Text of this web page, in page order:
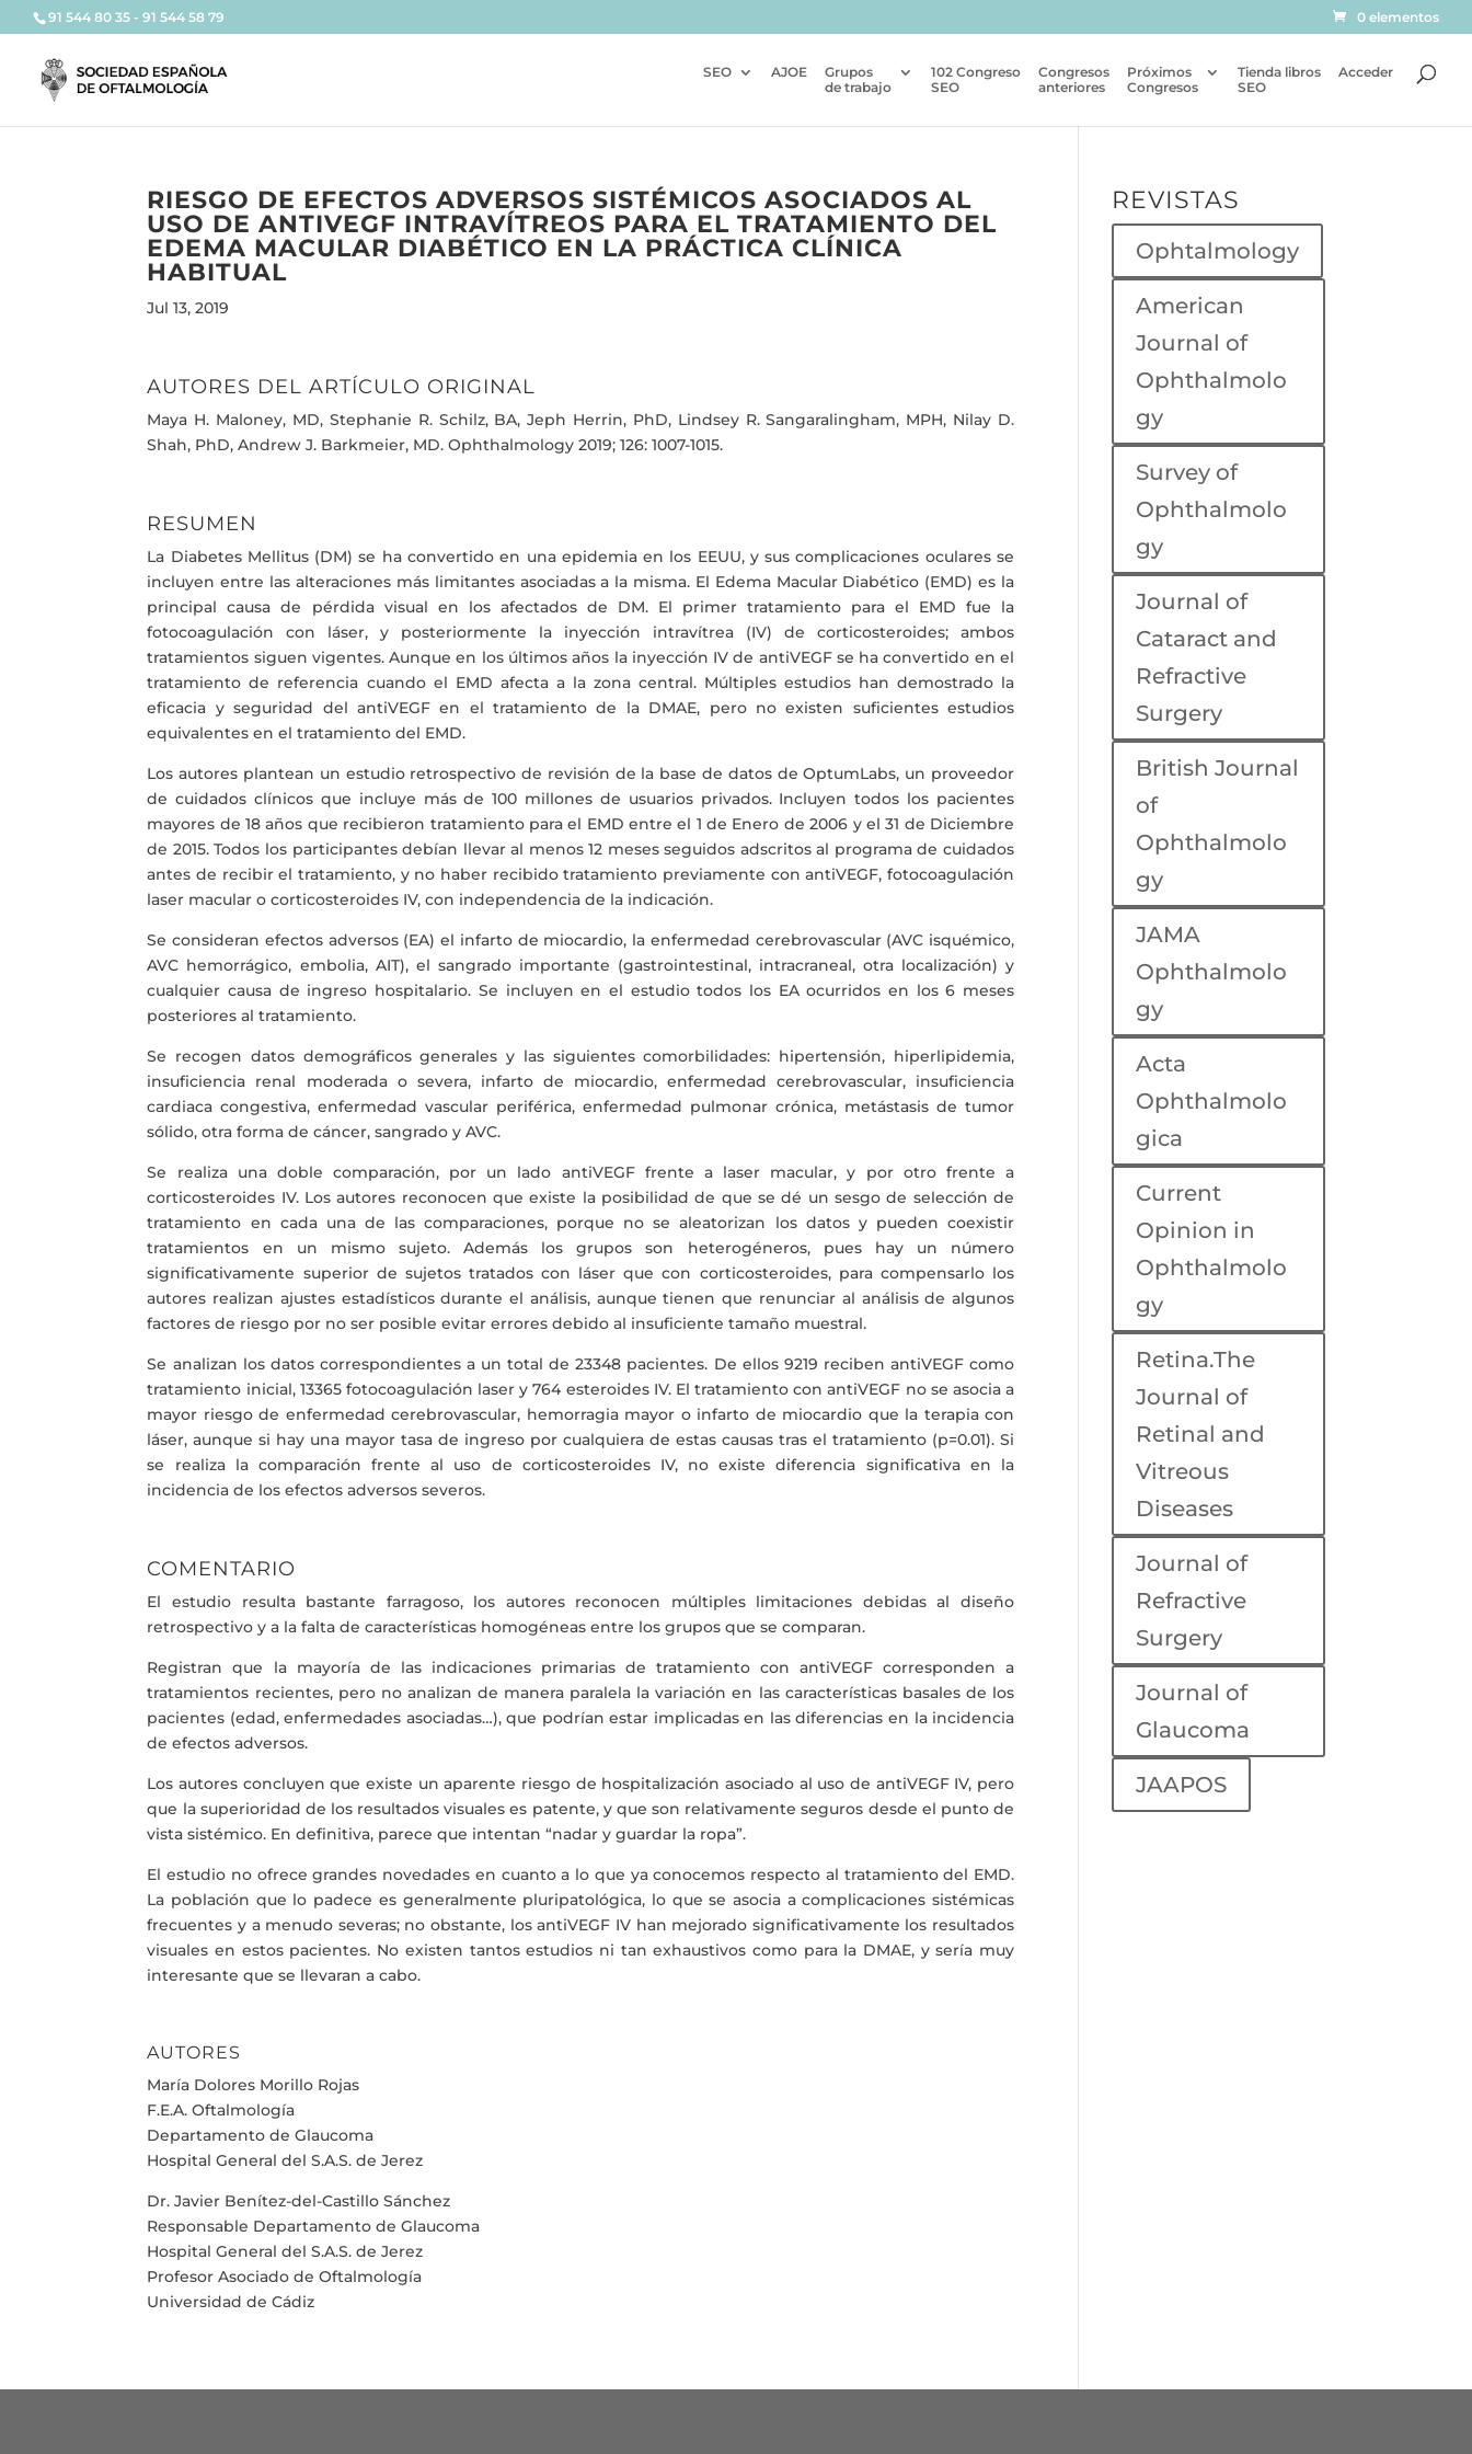
91 544 80 35 - 91 544 58 79 0 elementos
SEO AJOE
Grupos
de trabajo
102 Congreso
SEO
Congresos
anteriores
Próximos
Congresos
Tienda libros
SEO
Acceder
RIESGO DE EFECTOS ADVERSOS SISTÉMICOS ASOCIADOS AL
USO DE ANTIVEGF INTRAVÍTREOS PARA EL TRATAMIENTO DEL
EDEMA MACULAR DIABÉTICO EN LA PRÁCTICA CLÍNICA
HABITUAL
Jul 13, 2019
AUTORES DEL ARTÍCULO ORIGINAL
Maya H. Maloney, MD, Stephanie R. Schilz, BA, Jeph Herrin, PhD, Lindsey R. Sangaralingham, MPH, Nilay D.
Shah, PhD, Andrew J. Barkmeier, MD. Ophthalmology 2019; 126: 1007-1015.
RESUMEN
La Diabetes Mellitus (DM) se ha convertido en una epidemia en los EEUU, y sus complicaciones oculares se
incluyen entre las alteraciones más limitantes asociadas a la misma. El Edema Macular Diabético (EMD) es la
principal causa de pérdida visual en los afectados de DM. El primer tratamiento para el EMD fue la
fotocoagulación con láser, y posteriormente la inyección intravítrea (IV) de corticosteroides; ambos
tratamientos siguen vigentes. Aunque en los últimos años la inyección IV de antiVEGF se ha convertido en el
tratamiento de referencia cuando el EMD afecta a la zona central. Múltiples estudios han demostrado la
eficacia y seguridad del antiVEGF en el tratamiento de la DMAE, pero no existen suficientes estudios
equivalentes en el tratamiento del EMD.
Los autores plantean un estudio retrospectivo de revisión de la base de datos de OptumLabs, un proveedor
de cuidados clínicos que incluye más de 100 millones de usuarios privados. Incluyen todos los pacientes
mayores de 18 años que recibieron tratamiento para el EMD entre el 1 de Enero de 2006 y el 31 de Diciembre
de 2015. Todos los participantes debían llevar al menos 12 meses seguidos adscritos al programa de cuidados
antes de recibir el tratamiento, y no haber recibido tratamiento previamente con antiVEGF, fotocoagulación
laser macular o corticosteroides IV, con independencia de la indicación.
Se consideran efectos adversos (EA) el infarto de miocardio, la enfermedad cerebrovascular (AVC isquémico,
AVC hemorrágico, embolia, AIT), el sangrado importante (gastrointestinal, intracraneal, otra localización) y
cualquier causa de ingreso hospitalario. Se incluyen en el estudio todos los EA ocurridos en los 6 meses
posteriores al tratamiento.
Se recogen datos demográficos generales y las siguientes comorbilidades: hipertensión, hiperlipidemia,
insuficiencia renal moderada o severa, infarto de miocardio, enfermedad cerebrovascular, insuficiencia
cardiaca congestiva, enfermedad vascular periférica, enfermedad pulmonar crónica, metástasis de tumor
sólido, otra forma de cáncer, sangrado y AVC.
Se realiza una doble comparación, por un lado antiVEGF frente a laser macular, y por otro frente a
corticosteroides IV. Los autores reconocen que existe la posibilidad de que se dé un sesgo de selección de
tratamiento en cada una de las comparaciones, porque no se aleatorizan los datos y pueden coexistir
tratamientos en un mismo sujeto. Además los grupos son heterogéneros, pues hay un número
significativamente superior de sujetos tratados con láser que con corticosteroides, para compensarlo los
autores realizan ajustes estadísticos durante el análisis, aunque tienen que renunciar al análisis de algunos
factores de riesgo por no ser posible evitar errores debido al insuficiente tamaño muestral.
Se analizan los datos correspondientes a un total de 23348 pacientes. De ellos 9219 reciben antiVEGF como
tratamiento inicial, 13365 fotocoagulación laser y 764 esteroides IV. El tratamiento con antiVEGF no se asocia a
mayor riesgo de enfermedad cerebrovascular, hemorragia mayor o infarto de miocardio que la terapia con
láser, aunque si hay una mayor tasa de ingreso por cualquiera de estas causas tras el tratamiento (p=0.01). Si
se realiza la comparación frente al uso de corticosteroides IV, no existe diferencia significativa en la
incidencia de los efectos adversos severos.
COMENTARIO
El estudio resulta bastante farragoso, los autores reconocen múltiples limitaciones debidas al diseño
retrospectivo y a la falta de características homogéneas entre los grupos que se comparan.
Registran que la mayoría de las indicaciones primarias de tratamiento con antiVEGF corresponden a
tratamientos recientes, pero no analizan de manera paralela la variación en las características basales de los
pacientes (edad, enfermedades asociadas…), que podrían estar implicadas en las diferencias en la incidencia
de efectos adversos.
Los autores concluyen que existe un aparente riesgo de hospitalización asociado al uso de antiVEGF IV, pero
que la superioridad de los resultados visuales es patente, y que son relativamente seguros desde el punto de
vista sistémico. En definitiva, parece que intentan “nadar y guardar la ropa”.
El estudio no ofrece grandes novedades en cuanto a lo que ya conocemos respecto al tratamiento del EMD.
La población que lo padece es generalmente pluripatológica, lo que se asocia a complicaciones sistémicas
frecuentes y a menudo severas; no obstante, los antiVEGF IV han mejorado significativamente los resultados
visuales en estos pacientes. No existen tantos estudios ni tan exhaustivos como para la DMAE, y sería muy
interesante que se llevaran a cabo.
AUTORES
María Dolores Morillo Rojas
F.E.A. Oftalmología
Departamento de Glaucoma
Hospital General del S.A.S. de Jerez
Dr. Javier Benítez-del-Castillo Sánchez
Responsable Departamento de Glaucoma
Hospital General del S.A.S. de Jerez
Profesor Asociado de Oftalmología
Universidad de Cádiz
REVISTAS
Ophtalmology
American
Journal of
Ophthalmolo
gy
Survey of
Ophthalmolo
gy
Journal of
Cataract and
Refractive
Surgery
British Journal
of
Ophthalmolo
gy
JAMA
Ophthalmolo
gy
Acta
Ophthalmolo
gica
Current
Opinion in
Ophthalmolo
gy
Retina.The
Journal of
Retinal and
Vitreous
Diseases
Journal of
Refractive
Surgery
Journal of
Glaucoma
JAAPOS